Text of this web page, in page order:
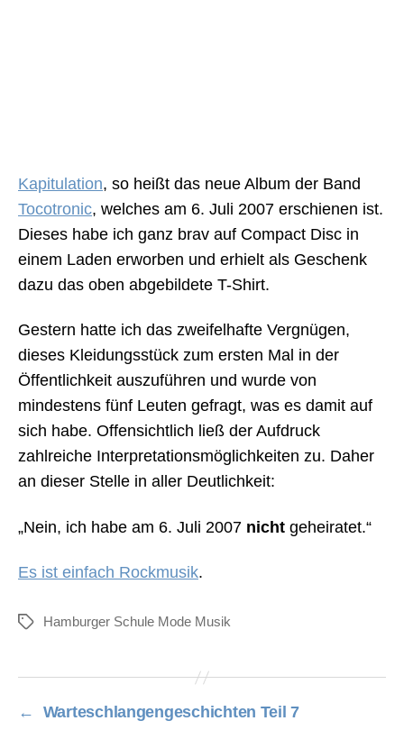
Kapitulation, so heißt das neue Album der Band
Tocotronic, welches am 6. Juli 2007 erschienen ist.
Dieses habe ich ganz brav auf Compact Disc in
einem Laden erworben und erhielt als Geschenk
dazu das oben abgebildete T-Shirt.
Gestern hatte ich das zweifelhafte Vergnügen,
dieses Kleidungsstück zum ersten Mal in der
Öffentlichkeit auszuführen und wurde von
mindestens fünf Leuten gefragt, was es damit auf
sich habe. Offensichtlich ließ der Aufdruck
zahlreiche Interpretationsmöglichkeiten zu. Daher
an dieser Stelle in aller Deutlichkeit:
„Nein, ich habe am 6. Juli 2007 nicht geheiratet.“
Es ist einfach Rockmusik.
Schlagwörter
Hamburger Schule Mode Musik
←
Warteschlangengeschichten Teil 7